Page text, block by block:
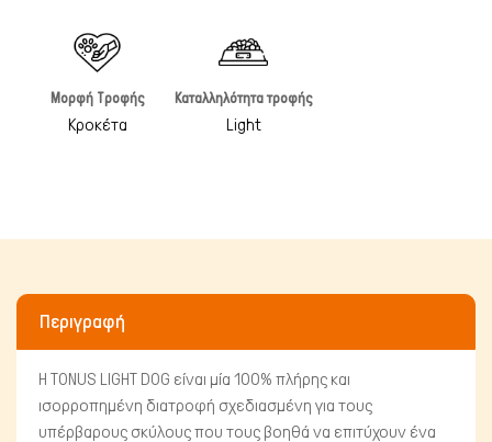
Μικρά ζώα
Μορφή Τροφής
Κροκέτα
Καταλληλότητα τροφής
Light
Περιγραφή
Η TONUS LIGHT DOG είναι μία 100% πλήρης και
ισορροπημένη διατροφή σχεδιασμένη για τους
υπέρβαρους σκύλους που τους βοηθά να επιτύχουν ένα